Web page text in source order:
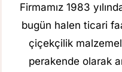
Firmamız 1983
bugün halen ticari
çiçekçilik
perakende olarak